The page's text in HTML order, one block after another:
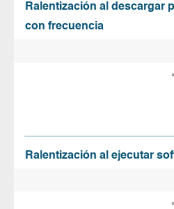
Ralentización al descargar
con frecuencia
Ralentización al ejecutar